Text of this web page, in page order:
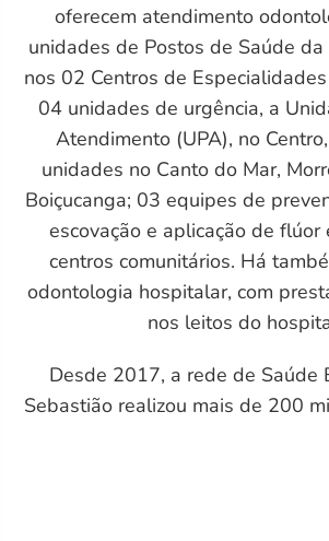
oferecem atendimento
unidades de Postos de Saúde da
nos 02 Centros de
04 unidades de urgência, a
Atendimento (UPA), no
unidades no Canto do Mar,
Boiçucanga; 03 equipes de
escovação e aplicação de flúor
centros comunitários. Há
odontologia hospitalar, com
nos leitos do
Desde 2017, a rede de Saúde
Sebastião realizou mais de 200